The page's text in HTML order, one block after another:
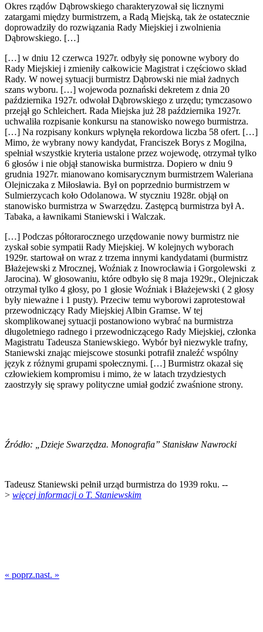
Okres rządów Dąbrowskiego charakteryzował się licznymi
zatargami między burmistrzem, a Radą Miejską, tak że ostatecznie
doprowadziły do rozwiązania Rady Miejskiej i zwolnienia
Dąbrowskiego. […]
[…] w dniu 12 czerwca 1927r. odbyły się ponowne wybory do
Rady Miejskiej i zmieniły całkowicie Magistrat i częściowo skład
Rady. W nowej sytuacji burmistrz Dąbrowski nie miał żadnych
szans wyboru. […] wojewoda poznański dekretem z dnia 20
października 1927r. odwołał Dąbrowskiego z urzędu; tymczasowo
przejął go Schleichert. Rada Miejska już 28 października 1927r.
uchwaliła rozpisanie konkursu na stanowisko nowego burmistrza.
[…] Na rozpisany konkurs wpłynęła rekordowa liczba 58 ofert. […]
Mimo, że wybrany nowy kandydat, Franciszek Borys z Mogilna,
spełniał wszystkie kryteria ustalone przez wojewodę, otrzymał tylko
6 głosów i nie objął stanowiska burmistrza. Dopiero w dniu 9
grudnia 1927r. mianowano komisarycznym burmistrzem Waleriana
Olejniczaka z Miłosławia. Był on poprzednio burmistrzem w
Sulmierzycach koło Odolanowa. W styczniu 1928r. objął on
stanowisko burmistrza w Swarzędzu. Zastępcą burmistrza był A.
Tabaka, a ławnikami Staniewski i Walczak.
[…] Podczas półtorarocznego urzędowanie nowy burmistrz nie
zyskał sobie sympatii Rady Miejskiej. W kolejnych wyborach
1929r. startował on wraz z trzema innymi kandydatami (burmistrz
Błażejewski z Mrocznej, Woźniak z Inowrocławia i Gorgolewski z
Jarocina). W głosowaniu, które odbyło się 8 maja 1929r., Olejniczak
otrzymał tylko 4 głosy, po 1 głosie Woźniak i Błażejewski ( 2 głosy
były nieważne i 1 pusty). Przeciw temu wyborowi zaprotestował
przewodniczący Rady Miejskiej Albin Gramse. W tej
skomplikowanej sytuacji postanowiono wybrać na burmistrza
długoletniego radnego i przewodniczącego Rady Miejskiej, członka
Magistratu Tadeusza Staniewskiego. Wybór był niezwykle trafny,
Staniewski znając miejscowe stosunki potrafił znaleźć wspólny
język z różnymi grupami społecznymi. […] Burmistrz okazał się
człowiekiem kompromisu i mimo, że w latach trzydziestych
zaostrzyły się sprawy polityczne umiał godzić zwaśnione strony.
Źródło: „Dzieje Swarzędza. Monografia” Stanisław Nawrocki
Tadeusz Staniewski pełnił urząd burmistrza do 1939 roku. --
> więcej informacji o T. Staniewskim
« poprz.nast. »